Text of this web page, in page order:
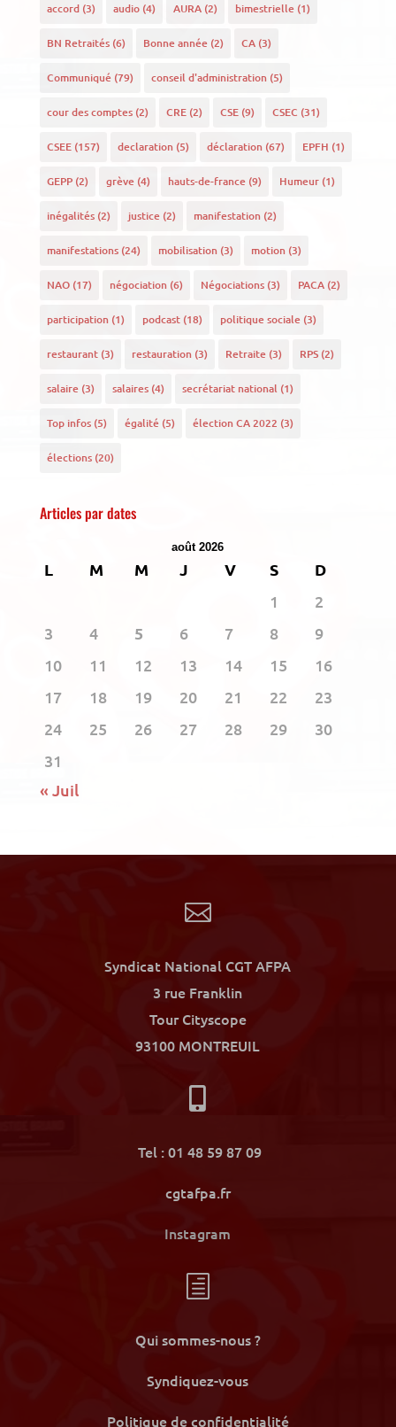
accord(3) audio(4) AURA(2) bimestrielle(1)
BN Retraités(6) Bonne année(2) CA(3)
Communiqué(79) conseil d'administration(5)
cour des comptes(2) CRE(2) CSE(9) CSEC (31)
CSEE(157) declaration(5) déclaration(67) EPFH (1)
GEPP(2) grève(4) hauts-de-france(9) Humeur(1)
inégalités(2) justice(2) manifestation(2)
manifestations(24) mobilisation(3) motion(3)
NAO(17) négociation(6) Négociations(3) PACA(2)
participation(1) podcast(18) politique sociale(3)
restaurant(3) restauration(3) Retraite(3) RPS(2)
salaire(3) salaires(4) secrétariat national(1)
Top infos(5) égalité(5) élection CA 2022 (3)
élections(20)
Articles par dates
août 2026
L M M J V S
D
1
2
3
4 5 6 7 8
9
10
11 12 13 14 15
16
17
18 19 20 21 22
23
24
25 26 27 28 29
30
31
« Juil

Syndicat National CGT AFPA
3 rue Franklin
Tour Cityscope
93100 MONTREUIL

Tel : 01 48 59 87 09
cgtafpa.fr
Instagram
h
Qui sommes-nous ?
Syndiquez-vous
Politique de confidentialité